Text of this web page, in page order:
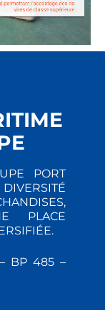
PORT
PLACE
BP 485 –